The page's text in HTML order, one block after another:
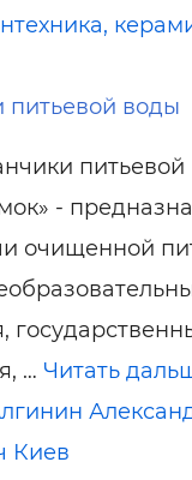
питьевой воды
-
очищенной
… Читать
Киев